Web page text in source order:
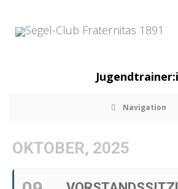
Navigation
OKTOBER, 2025